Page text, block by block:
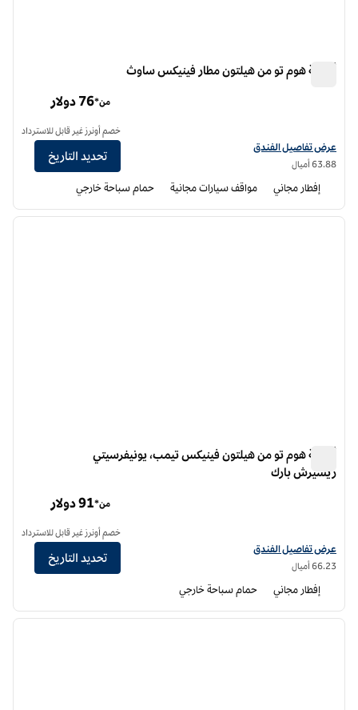
أجنحة هوم تو من هيلتون مطار فينيكس ساوث
عرض تفاصيل الفندق أجنحة هوم تو من هيلتون مطار فينيكس ساوث
عرض تفاصيل الفندق
63.88 أميال
من*76 دولار
خصم أونرز غير قابل للاسترداد
تحديد التاريخ
إفطار مجاني مواقف سيارات مجانية حمام سباحة خارجي
1 من 12
الصورة
أجنحة هوم تو من هيلتون فينيكس تيمب، يونيفرسيتي
ريسيرش بارك
عرض تفاصيل الفندق أجنحة هوم تو من هيلتون فينيكس تمب، يونيفرستي ريسيرش
عرض تفاصيل الفندق
66.23 أميال
من*91 دولار
خصم أونرز غير قابل للاسترداد
تحديد التاريخ
إفطار مجاني حمام سباحة خارجي
1 من 12
الصورة